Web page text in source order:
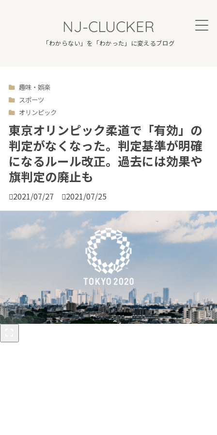
NJ-CLUCKER
「わからない」を「わかった」に変えるブログ
趣味・娯楽
スポーツ
オリンピック
東京オリンピック柔道で「有効」の
判定がなくなった。判定基準が明確
になるルール改正。過去には効果や
旗判定の廃止も
2021/07/27 2021/07/25